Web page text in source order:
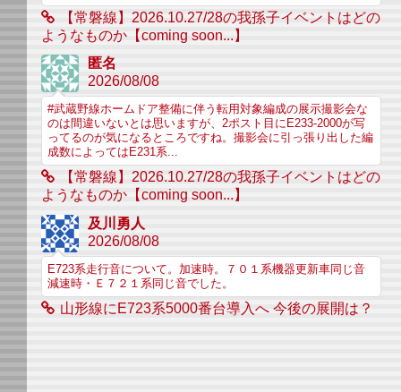
【常磐線】2026.10.27/28の我孫子イベントはどの
ようなものか【coming soon...】
匿名
2026/08/08
#武蔵野線ホームドア整備に伴う転用対象編成の展示撮影会な
のは間違いないとは思いますが、2ポスト目にE233-2000が写
ってるのが気になるところですね。撮影会に引っ張り出した編
成数によってはE231系...
【常磐線】2026.10.27/28の我孫子イベントはどの
ようなものか【coming soon...】
及川勇人
2026/08/08
E723系走行音について。加速時。７０１系機器更新車同じ音
減速時・Ｅ７２１系同じ音でした。
山形線にE723系5000番台導入へ 今後の展開は？